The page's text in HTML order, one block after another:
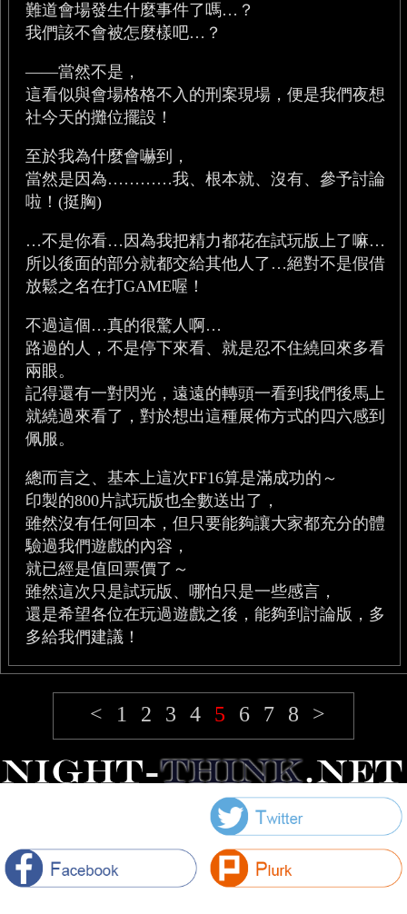
難道會場發生什麼事件了嗎…？
我們該不會被怎麼樣吧…？
——當然不是，
這看似與會場格格不入的刑案現場，便是我們夜想
社今天的攤位擺設！
至於我為什麼會嚇到，
當然是因為…………我、根本就、沒有、參予討論
啦！(挺胸)
…不是你看…因為我把精力都花在試玩版上了嘛…
所以後面的部分就都交給其他人了…絕對不是假借
放鬆之名在打GAME喔！
不過這個…真的很驚人啊…
路過的人，不是停下來看、就是忍不住繞回來多看
兩眼。
記得還有一對閃光，遠遠的轉頭一看到我們後馬上
就繞過來看了，對於想出這種展佈方式的四六感到
佩服。
總而言之、基本上這次FF16算是滿成功的～
印製的800片試玩版也全數送出了，
雖然沒有任何回本，但只要能夠讓大家都充分的體
驗過我們遊戲的內容，
就已經是值回票價了～
雖然這次只是試玩版、哪怕只是一些感言，
還是希望各位在玩過遊戲之後，能夠到討論版，多
多給我們建議！
< 1 2 3 4 5 6 7 8 >